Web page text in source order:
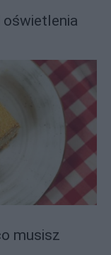
oświetlenia
musisz